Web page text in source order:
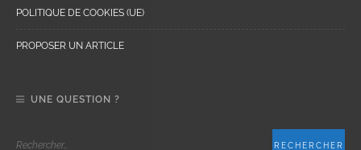
POLITIQUE DE COOKIES (UE)
PROPOSER UN ARTICLE
UNE QUESTION ?